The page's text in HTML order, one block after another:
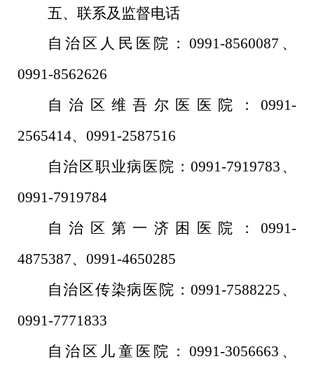
五、联系及监督电话
自治区人民医院： 0991-8560087 、
0991-8562626
自治区维吾尔医医院： 0991-
2565414、 0991-2587516
自治区职业病医院：0991-7919783 、
0991-7919784
自治区第一济困医院： 0991-
4875387、 0991-4650285
自治区传染病医院：0991-7588225 、
0991-7771833
自治区儿童医院 ： 0991-3056663 、